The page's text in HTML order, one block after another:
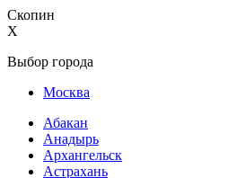
Скопин
X
Выбор города
Москва
Абакан
Анадырь
Архангельск
Астрахань